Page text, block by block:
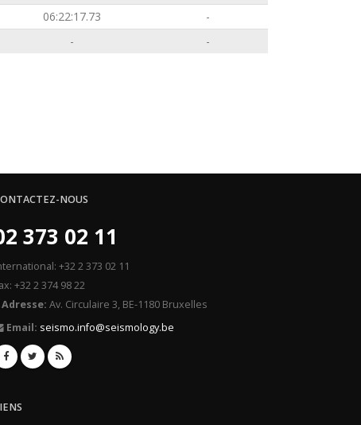
06:22:17.73
-
- -
NOUS
373 02 11
+32 2 373 02 11
+32 2 374 98 22
Adresse: Av. Circulaire 3, BE-1180 Bruxelles
Email: seismo.info@seismology.be